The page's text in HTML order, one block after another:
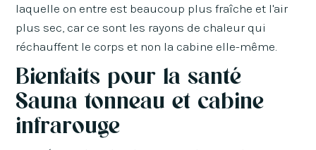
laquelle on entre est beaucoup plus fraîche et l'air
plus sec, car ce sont les rayons de chaleur qui
réchauffent le corps et non la cabine elle-même.
Bienfaits pour la santé
Sauna tonneau et cabine
infrarouge